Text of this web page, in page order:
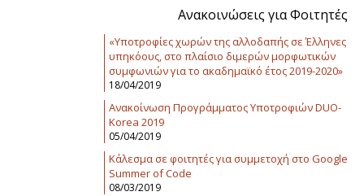
Ανακοινώσεις για Φοιτητές
«Υποτροφίες χωρών της αλλοδαπής σε Έλληνες
υπηκόους, στο πλαίσιο διμερών μορφωτικών
συμφωνιών για το ακαδημαϊκό έτος 2019-2020»
18/04/2019
Ανακοίνωση Προγράμματος Υποτροφιών DUO-
Korea 2019
05/04/2019
Κάλεσμα σε φοιτητές για συμμετοχή στο Google
Summer of Code
08/03/2019